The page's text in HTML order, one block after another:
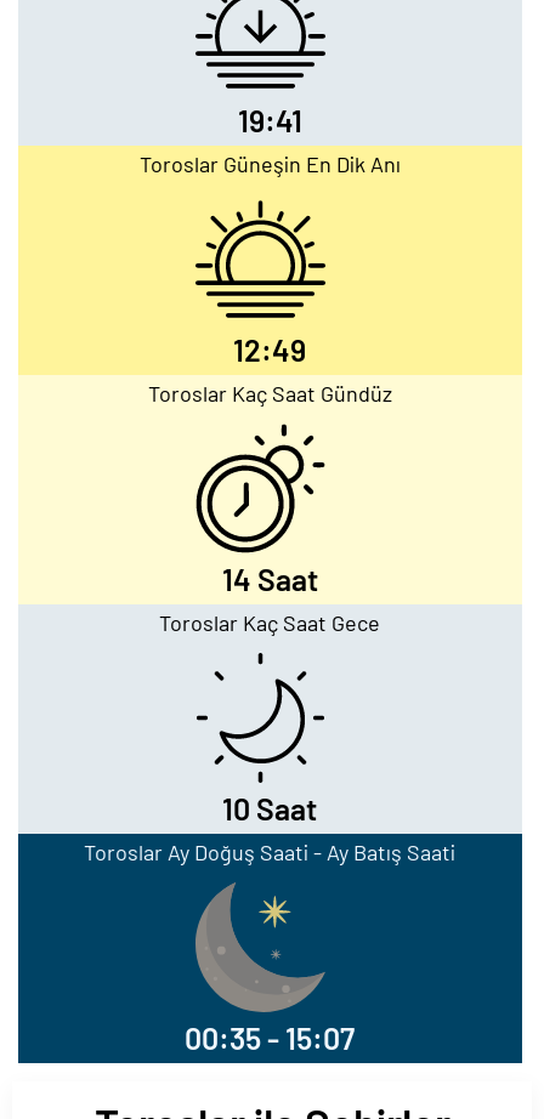
19:41
Toroslar Güneşin En Dik Anı
12:49
Toroslar Kaç Saat Gündüz
14 Saat
Toroslar Kaç Saat Gece
10 Saat
Toroslar Ay Doğuş Saati - Ay Batış Saati
00:35 - 15:07